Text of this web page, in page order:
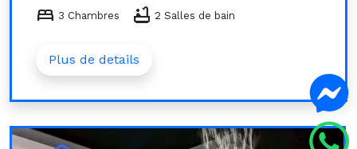
bed 3 Chambres bathtub 2 Salles de bain
Plus de details